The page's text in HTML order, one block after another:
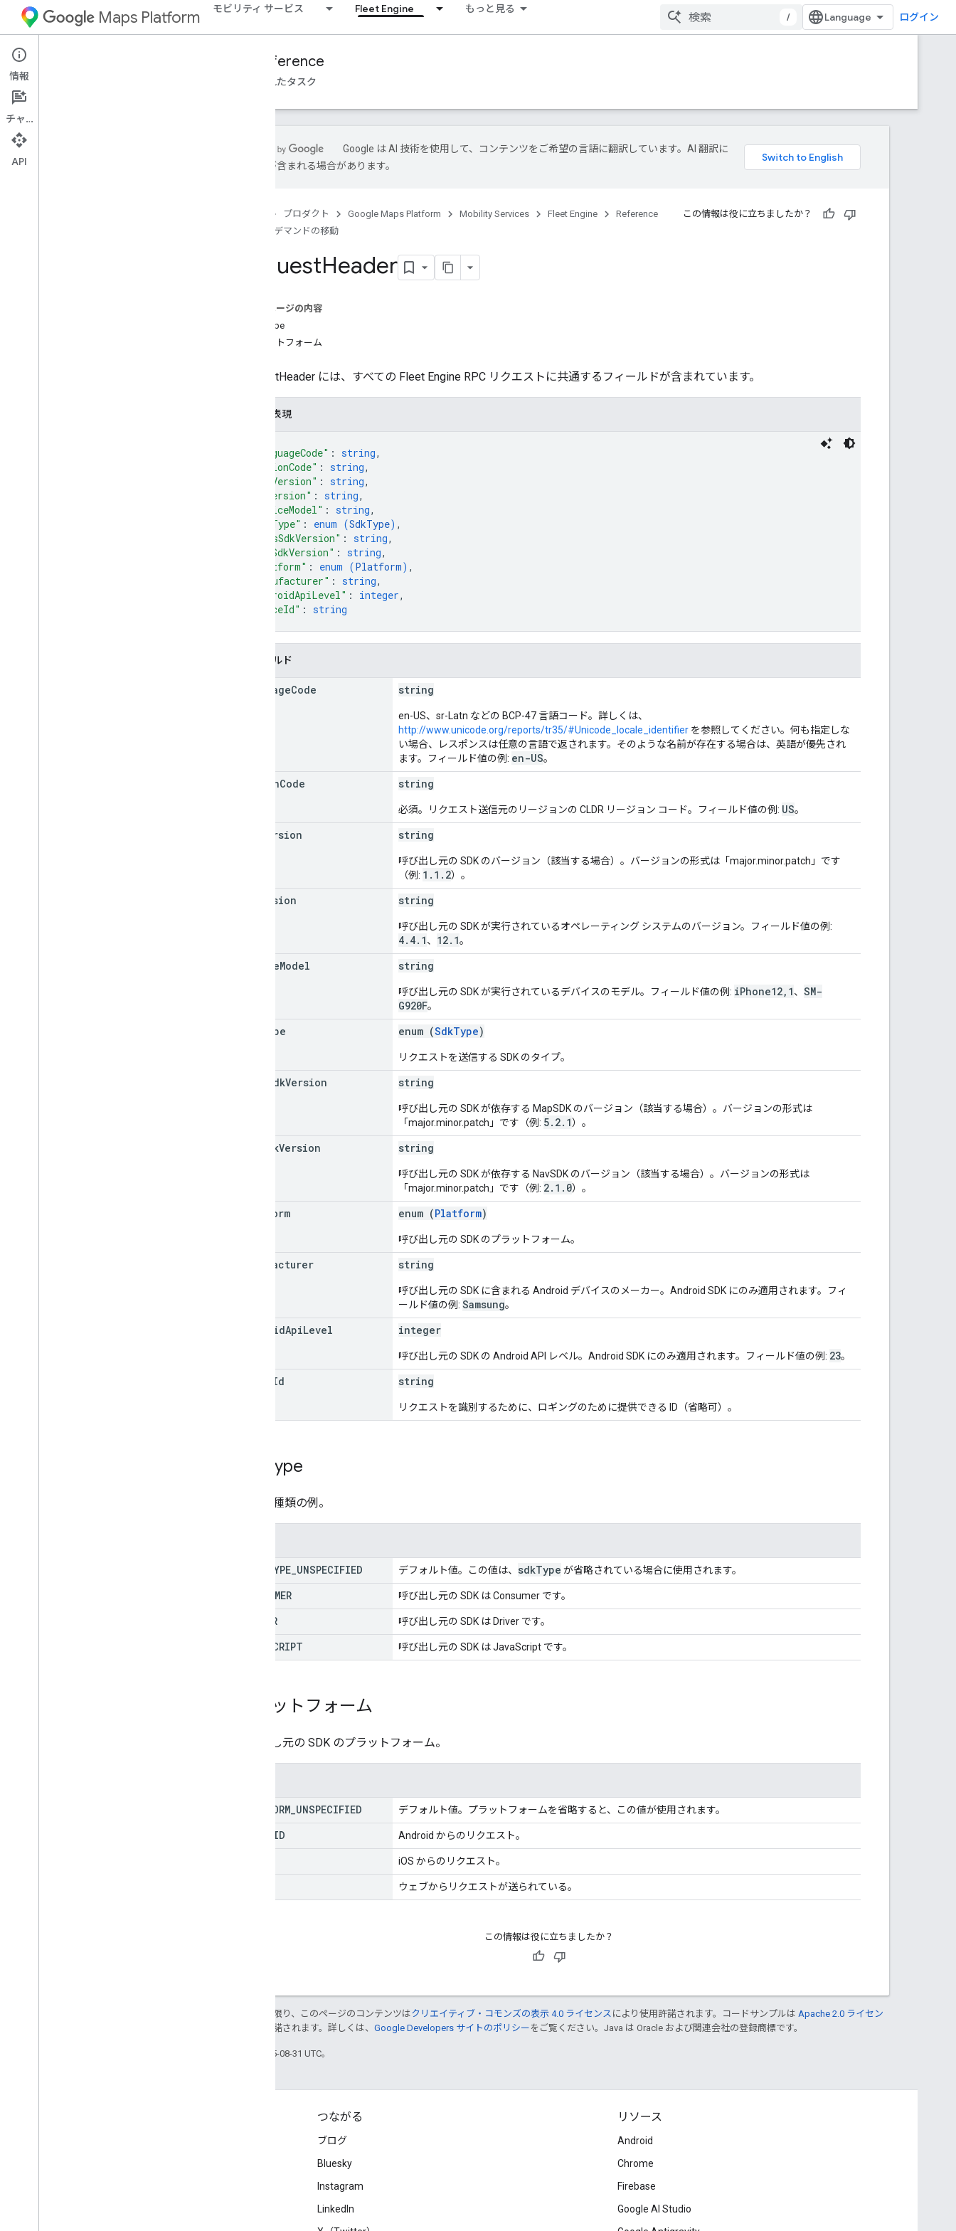
Maps Platform モビリティ サービス Fleet Engine もっと見る
/ ログイン
Mobility Services Reference
概要 スケジュール設定されたタスク
Google は AI 技術を使用して、コンテンツをご希望の言語に翻訳しています。AI 翻訳に
は誤りが含まれる場合があります。
プロダクト Google Maps Platform Mobility Services Fleet Engine
Reference
オンデマンドの移動
この情報は役に立ちましたか？
RequestHeader
このページの内容
SdkType
プラットフォーム
RequestHeader には、すべての Fleet Engine RPC リクエストに共通するフィールドが含まれています。
JSON 表現
"languageCode" : string,
"regionCode" : string,
"sdkVersion" : string,
"osVersion" : string,
"deviceModel" : string,
"sdkType" : enum (SdkType) ,
"mapsSdkVersion" : string,
"navSdkVersion" : string,
"platform" : enum (Platform) ,
"manufacturer" : string,
"androidApiLevel" : integer,
"traceId" : string
フィールド
languageCode string
en-US、sr-Latn などの BCP-47 言語コード。詳しくは、
http://www.unicode.org/reports/tr35/#Unicode_locale_identifier を参照してください。何も指定しな
い場合、レスポンスは任意の言語で返されます。そのような名前が存在する場合は、英語が優先され
ます。フィールド値の例: en-US。
regionCode string
必須。リクエスト送信元のリージョンの CLDR リージョン コード。フィールド値の例: US。
Version string
呼び出し元の SDK のバージョン（該当する場合）。バージョンの形式は「major.minor.patch」です
（例: 1.1.2）。
Version string
呼び出し元の SDK が実行されているオペレーティング システムのバージョン。フィールド値の例:
4.4.1、 12.1。
deviceModel string
呼び出し元の SDK が実行されているデバイスのモデル。フィールド値の例: iPhone12,1、 SM-
G920F。
Type enum (SdkType)
リクエストを送信する SDK のタイプ。
SdkVersion string
呼び出し元の SDK が依存する MapSDK のバージョン（該当する場合）。バージョンの形式は
「major.minor.patch」です（例: 5.2.1）。
SdkVersion string
呼び出し元の SDK が依存する NavSDK のバージョン（該当する場合）。バージョンの形式は
「major.minor.patch」です（例: 2.1.0）。
platform enum (Platform)
呼び出し元の SDK のプラットフォーム。
manufacturer string
呼び出し元の SDK に含まれる Android デバイスのメーカー。Android SDK にのみ適用されます。フィ
ールド値の例: Samsung。
androidApiLevel integer
呼び出し元の SDK の Android API レベル。Android SDK にのみ適用されます。フィールド値の例: 23。
Id string
リクエストを識別するために、ロギングのために提供できる ID（省略可）。
Type
SDK の種類の例。
TYPE UNSPECIFIED デフォルト値。この値は、 sdkType が省略されている場合に使用されます。
CONSUMER 呼び出し元の SDK は Consumer です。
DRIVER 呼び出し元の SDK は Driver です。
JAVASCRIPT 呼び出し元の SDK は JavaScript です。
プラットフォーム
呼び出し元の SDK のプラットフォーム。
PLATFORM UNSPECIFIED デフォルト値。プラットフォームを省略すると、この値が使用されます。
ANDROID Android からのリクエスト。
iOS からのリクエスト。
ウェブからリクエストが送られている。
この情報は役に立ちましたか？
特に記載のない限り、このページのコンテンツはクリエイティブ・コモンズの表示 4.0 ライセンス により使用許諾されます。コードサンプルは Apache 2.0 ライセン
により使用許諾されます。詳しくは、 Google Developers サイトのポリシー をご覧ください。Java は Oracle および関連会社の登録商標です。
最終更新日 2025-08-31 UTC。
つながる
ブログ
Bluesky
Instagram
LinkedIn
リソース
Android
Chrome
Firebase
Google AI Studio
情報
チャット
API